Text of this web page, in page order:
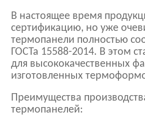
В настоящее время
сертификацию, но уже
термопанели полностью
ГОСТа 15588-2014. В этом
для высококачественных
изготовленных
Преимущества
термопанелей: